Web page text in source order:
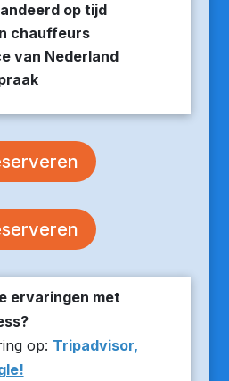
op tijd
chauffeurs
van Nederland
ervaringen met
op: Tripadvisor,